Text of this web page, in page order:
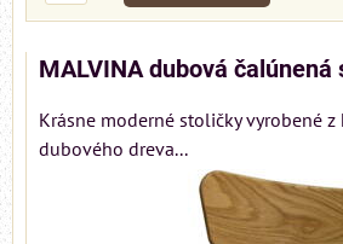
MALVINA dubová čalúnená
Krásne moderné stoličky vyrobené
dubového dreva...